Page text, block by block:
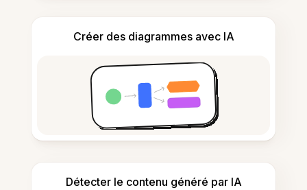
Créer des diagrammes avec IA
Détecter le contenu généré par IA